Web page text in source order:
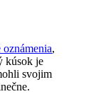
oznámenia,
kúsok je
svojim